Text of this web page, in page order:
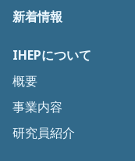
新着情報
IHEPについて
概要
事業内容
研究員紹介